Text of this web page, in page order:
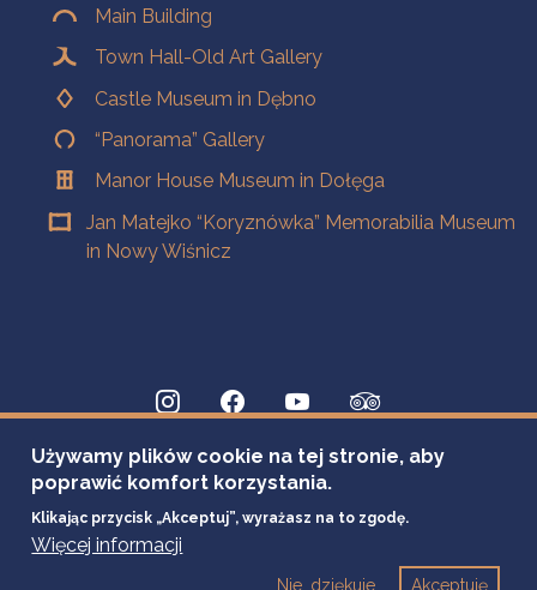
Main Building
Town Hall-Old Art Gallery
Castle Museum in Dębno
“Panorama” Gallery
Manor House Museum in Dołęga
Jan Matejko “Koryznówka” Memorabilia Museum
in Nowy Wiśnicz
Używamy plików cookie na tej stronie, aby
poprawić komfort korzystania.
Klikając przycisk „Akceptuj”, wyrażasz na to zgodę.
Więcej informacji
Akceptuję
Nie, dziękuje